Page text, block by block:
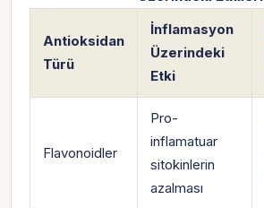
Antioksidan
Türü
İnflamasyon
Üzerindeki
Etki
Flavonoidler
Pro-
inflamatuar
sitokinlerin
azalması